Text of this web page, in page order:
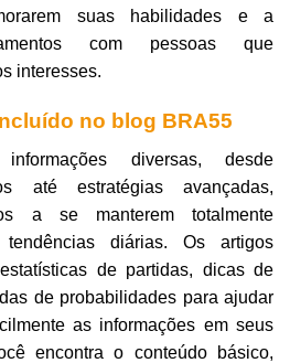
suas habilidades e a
com pessoas que
interesses.
no blog BRA55
diversas, desde
até estratégias avançadas,
a se manterem totalmente
diárias. Os artigos
de partidas, dicas de
de probabilidades para ajudar
as informações em seus
encontra o conteúdo básico,